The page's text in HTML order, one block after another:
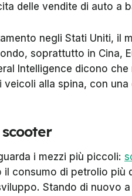
delle vendite di auto a
negli Stati Uniti, il
soprattutto in Cina,
Intelligence dicono che
veicoli alla spina, con una
i mezzi più piccoli:
consumo di petrolio più
Stando di nuovo a